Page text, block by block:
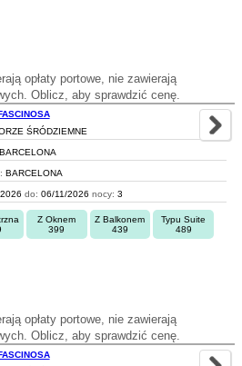
opłaty portowe, nie zawierają
Oblicz, aby sprawdzić cenę.
ŚRÓDZIEMNE
BARCELONA
BARCELONA
do: 06/11/2026 nocy: 3
Z Oknem
399
Z Balkonem
439
Typu Suite
489
opłaty portowe, nie zawierają
Oblicz, aby sprawdzić cenę.